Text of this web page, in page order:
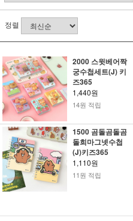
정렬
2000 스윗베어짝
궁수첩세트(J) 키
즈365
1,440원
14원 적립
1500 곰돌곰돌곰
돌희마그넷수첩
(J)키즈365
1,110원
11원 적립